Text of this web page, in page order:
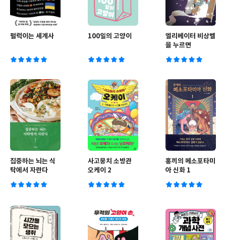
펄럭이는 세계사 100일의 고양이
엘리베이터 비상벨
을 누르면
집중하는 뇌는 식
탁에서 자란다
사고뭉치 소방관
오케이 2
홍끼의 메소포타미
아 신화 1